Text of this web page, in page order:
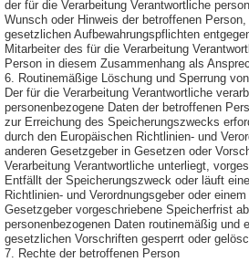
der für die Verarbeitung Verantwortliche
Wunsch oder Hinweis der betroffenen
gesetzlichen Aufbewahrungspflichten
Mitarbeiter des für die Verarbeitung
Person in diesem Zusammenhang als
6. Routinemäßige Löschung und Sperrung
Der für die Verarbeitung Verantwortliche
personenbezogene Daten der betroffenen
zur Erreichung des Speicherungszwecks
durch den Europäischen Richtlinien- und
anderen Gesetzgeber in Gesetzen oder
Verarbeitung Verantwortliche unterliegt,
Entfällt der Speicherungszweck oder läuft
Richtlinien- und Verordnungsgeber oder
Gesetzgeber vorgeschriebene Speicherfrist
personenbezogenen Daten routinemäßig und
gesetzlichen Vorschriften gesperrt oder
7. Rechte der betroffenen Person